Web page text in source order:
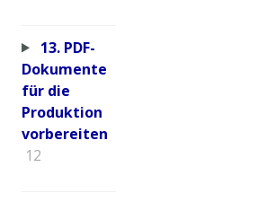
13. PDF-
Dokumente
für die
Produktion
vorbereiten
12